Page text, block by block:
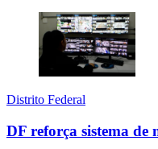
Distrito Federal
DF reforça sistema de